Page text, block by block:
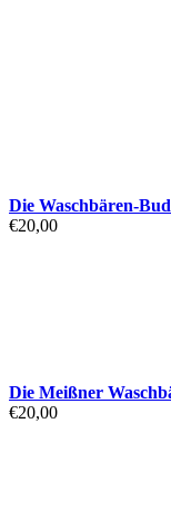
Die Waschbären-
€20,00
Die Meißner
€20,00